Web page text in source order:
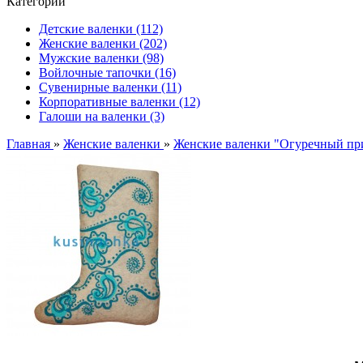
Детские валенки (112)
Женские валенки (202)
Мужские валенки (98)
Войлочные тапочки (16)
Сувенирные валенки (11)
Корпоративные валенки (12)
Галоши на валенки (3)
Главная » Женские валенки » Женские валенки "Огуречный